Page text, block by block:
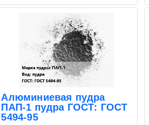
Алюминиевая пудра
ПАП-1 пудра ГОСТ: ГОСТ
5494-95